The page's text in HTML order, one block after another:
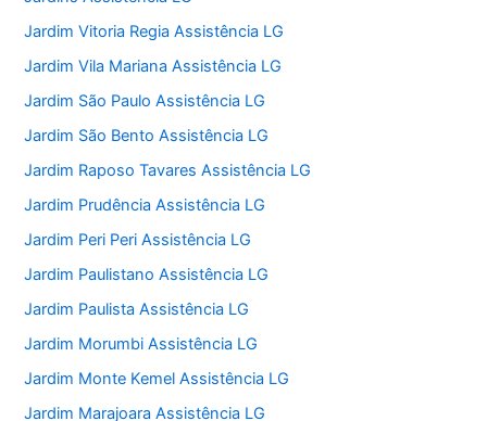
Jardim Vitoria Regia Assistência LG
Jardim Vila Mariana Assistência LG
Jardim São Paulo Assistência LG
Jardim São Bento Assistência LG
Jardim Raposo Tavares Assistência LG
Jardim Prudência Assistência LG
Jardim Peri Peri Assistência LG
Jardim Paulistano Assistência LG
Jardim Paulista Assistência LG
Jardim Morumbi Assistência LG
Jardim Monte Kemel Assistência LG
Jardim Marajoara Assistência LG